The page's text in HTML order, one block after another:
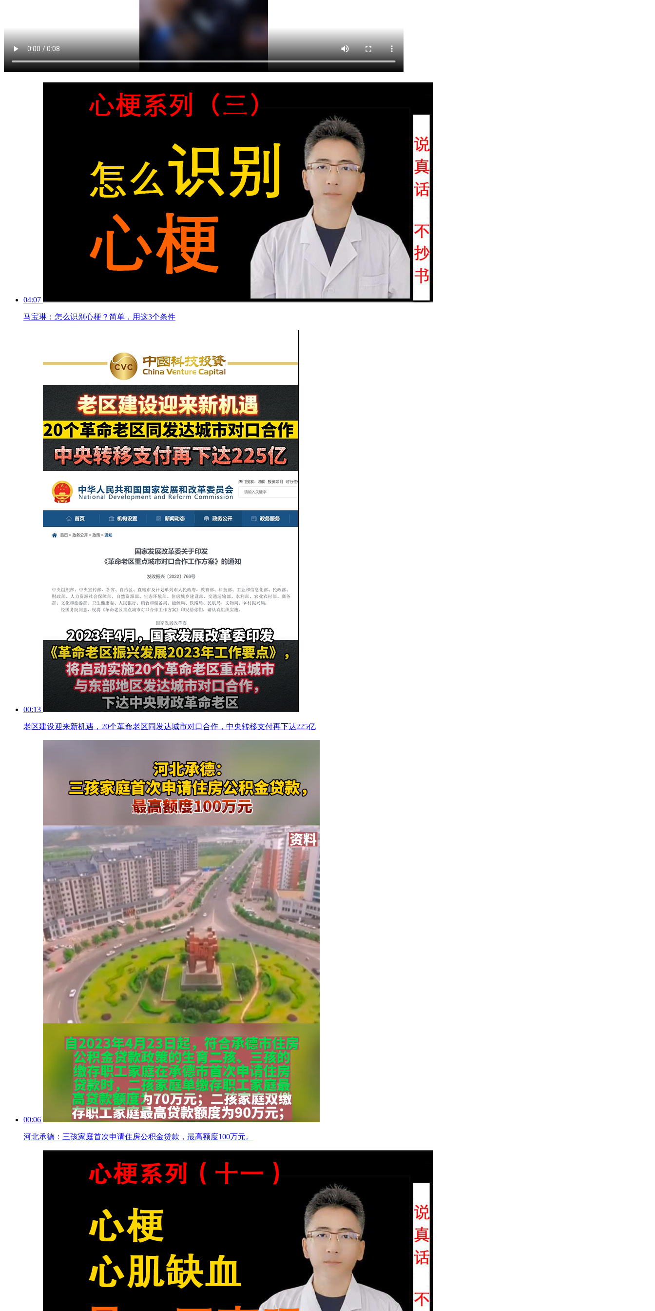
04:07
马宝琳：怎么识别心梗？简单，用这3个条件
00:13
老区建设迎来新机遇，20个革命老区同发达城市对口合作，中央转移支付再下达225亿
00:06
河北承德：三孩家庭首次申请住房公积金贷款，最高额度100万元。